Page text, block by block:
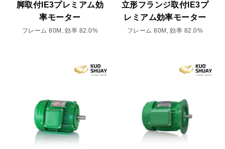
脚取付IE3プレミアム効
率モーター
フレーム 80M, 効率 82.0%
立形フランジ取付IE3プ
レミアム効率モーター
フレーム 80M, 効率 82.0%